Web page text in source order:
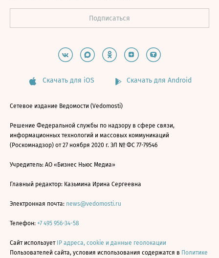
Скачать для iOS Скачать для Android
Сетевое издание Ведомости (Vedomosti)
Решение Федеральной службы по надзору в сфере связи,
информационных технологий и массовых коммуникаций
(Роскомнадзор) от 27 ноября 2020 г. ЭЛ № ФС 77-79546
Учредитель: АО «Бизнес Ньюс Медиа»
Главный редактор: Казьмина Ирина Сергеевна
Электронная почта: news@vedomosti.ru
Телефон: +7 495 956-34-58
Сайт использует IP адреса, cookie и данные геолокации
Пользователей сайта, условия использования содержатся в Политике